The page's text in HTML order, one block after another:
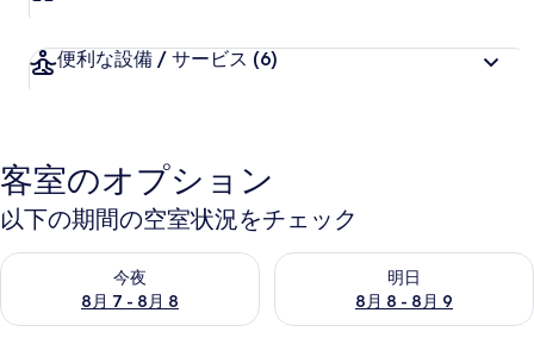
便利な設備 / サービス (6)
客室のオプション
以下の期間の空室状況をチェック
今夜
8月 7 - 8月 8
今夜 8月 7 - 8月 8 の空室状況をチェック
明日
8月 8 - 8月 9
明日 8月 8 - 8月 9 の空室状況